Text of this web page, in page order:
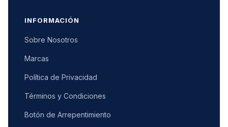
INFORMACIÓN
Sobre Nosotros
Marcas
Política de Privacidad
Términos y Condiciones
Botón de Arrepentimiento